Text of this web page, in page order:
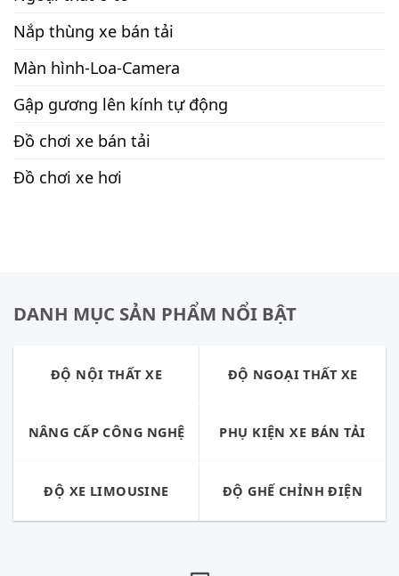
Nắp thùng xe bán tải
Màn hình-Loa-Camera
Gập gương lên kính tự động
Đồ chơi xe bán tải
Đồ chơi xe hơi
DANH MỤC SẢN PHẨM NỔI BẬT
ĐỘ NỘI THẤT XE ĐỘ NGOẠI THẤT XE
NÂNG CẤP CÔNG NGHỆ PHỤ KIỆN XE BÁN TẢI
ĐỘ XE LIMOUSINE ĐỘ GHẾ CHỈNH ĐIỆN